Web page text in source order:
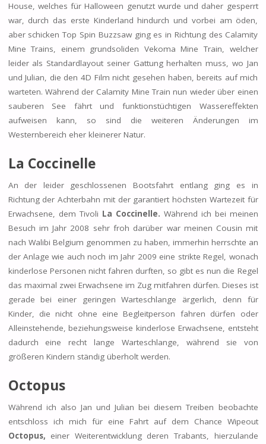
House, welches für Halloween genutzt wurde und daher gesperrt
war, durch das erste Kinderland hindurch und vorbei am öden,
aber schicken Top Spin Buzzsaw ging es in Richtung des Calamity
Mine Trains, einem grundsoliden Vekoma Mine Train, welcher
leider als Standardlayout seiner Gattung herhalten muss, wo Jan
und Julian, die den 4D Film nicht gesehen haben, bereits auf mich
warteten. Während der Calamity Mine Train nun wieder über einen
sauberen See fährt und funktionstüchtigen Wassereffekten
aufweisen kann, so sind die weiteren Änderungen im
Westernbereich eher kleinerer Natur.
La Coccinelle
An der leider geschlossenen Bootsfahrt entlang ging es in
Richtung der Achterbahn mit der garantiert höchsten Wartezeit für
Erwachsene, dem Tivoli La Coccinelle. Während ich bei meinen
Besuch im Jahr 2008 sehr froh darüber war meinen Cousin mit
nach Walibi Belgium genommen zu haben, immerhin herrschte an
der Anlage wie auch noch im Jahr 2009 eine strikte Regel, wonach
kinderlose Personen nicht fahren durften, so gibt es nun die Regel
das maximal zwei Erwachsene im Zug mitfahren dürfen. Dieses ist
gerade bei einer geringen Warteschlange ärgerlich, denn für
Kinder, die nicht ohne eine Begleitperson fahren dürfen oder
Alleinstehende, beziehungsweise kinderlose Erwachsene, entsteht
dadurch eine recht lange Warteschlange, während sie von
größeren Kindern ständig überholt werden.
Octopus
Während ich also Jan und Julian bei diesem Treiben beobachte
entschloss ich mich für eine Fahrt auf dem Chance Wipeout
Octopus, einer Weiterentwicklung deren Trabants, hierzulande